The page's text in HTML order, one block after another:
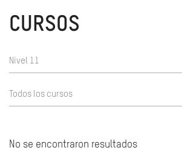
CURSOS
Nivel 11
Todos los cursos
No se encontraron resultados